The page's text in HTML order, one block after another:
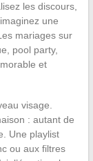
les discours,
une
mariages sur
pool party,
et
visage.
: autant de
Une playlist
ou aux filtres